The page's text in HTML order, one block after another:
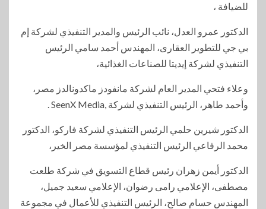
للضيافة ،
الدكتور عمرو العدل، نائب الرئيس والمدير التنفيذي لشركة إم
بي جي للتطوير العقارى، المهندس أحمد سامي الرئيس
التنفيذي لشركة إيديتا للصناعات الغذائية،
وعلاء فتحي المدير العام لشركة مانفودز ماكدونالدز مصر،
وأحمد طاهر، الرئيس التنفيذي لشركة ,SeenX Media .
الدكتور شيرين حلمي الرئيس التنفيذي لشركة فاركو، الدكتور
محمد الرفاعي الرئيس التنفيذي لمؤسسة مصر الخير،
الدكتور أيمن زهران رئيس قطاع التسويق في شركة طلعت
مصطفى، الإعلامي رامى رضوان، الإعلامي سعيد جميل،
المهندس حسام صالح، الرئيس التنفيذي للأعمال في مجموعة